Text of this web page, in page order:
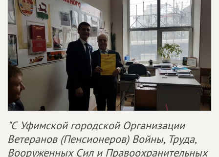
"С Уфимской городской Организации
Ветеранов (Пенсионеров) Войны, Труда,
Вооруженных Сил и Правоохранительных